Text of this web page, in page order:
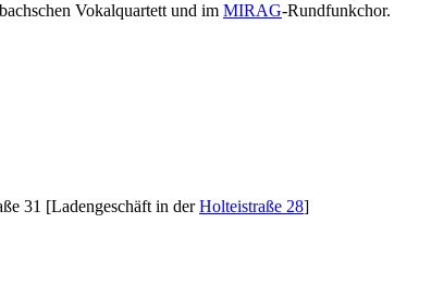
Vokalquartett und im MIRAG-Rundfunkchor.
31 [Ladengeschäft in derHolteistraße 28]